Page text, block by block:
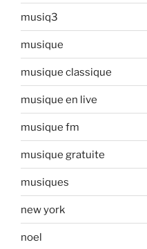
musiq3
musique
musique classique
musique en live
musique fm
musique gratuite
musiques
new york
noel